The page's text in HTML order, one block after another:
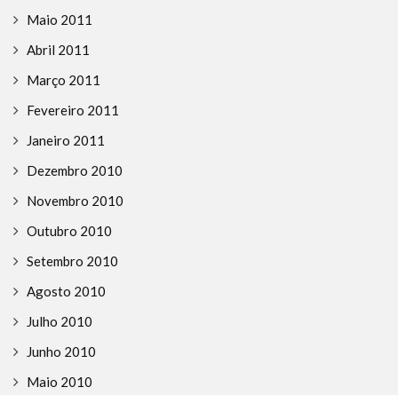
Maio 2011
Abril 2011
Março 2011
Fevereiro 2011
Janeiro 2011
Dezembro 2010
Novembro 2010
Outubro 2010
Setembro 2010
Agosto 2010
Julho 2010
Junho 2010
Maio 2010